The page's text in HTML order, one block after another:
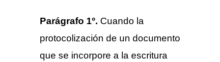
Parágrafo 1º. Cuando la
protocolización de un documento
que se incorpore a la escritura